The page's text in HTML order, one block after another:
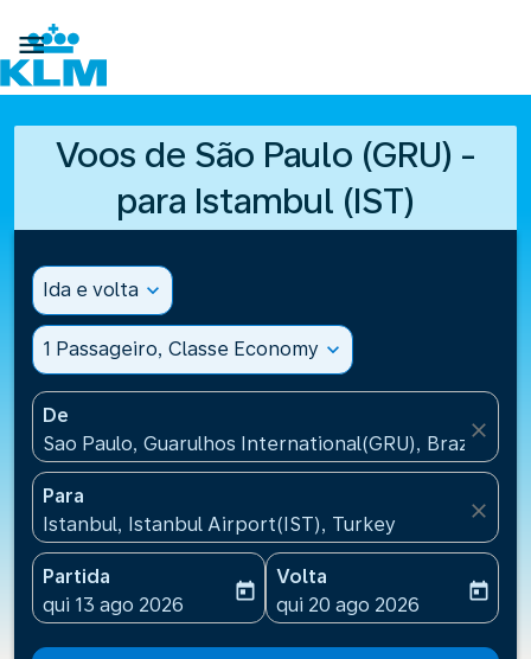

Voos de São Paulo (GRU) -
para Istambul (IST)
Ida e volta expand_more
1 Passageiro, Classe Economy expand_more
De
Sao Paulo, Guarulhos International(GRU), Brazil
close
Para
Istanbul, Istanbul Airport(IST), Turkey
close
Partida
fc-booking-departure-date-aria-label
qui 13 ago 2026
today
Volta
fc-booking-return-date-
qui 20 ago 2026
today